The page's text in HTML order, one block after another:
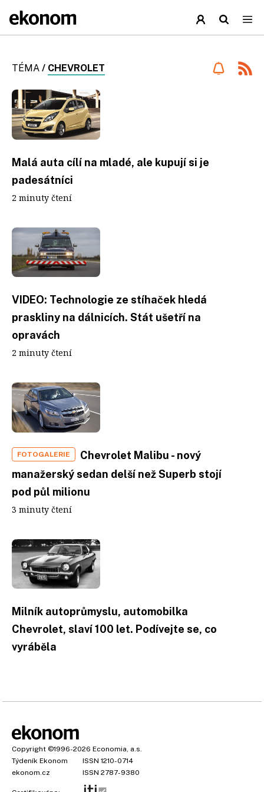
TÉMA / CHEVROLET
Malá auta cílí na mladé, ale kupují si je
padesátníci
2 minuty čtení
VIDEO: Technologie ze stíhaček hledá
praskliny na dálnicích. Stát ušetří na
opravách
2 minuty čtení
FOTOGALERIE
Chevrolet Malibu - nový
manažerský sedan delší než Superb stojí
pod půl milionu
3 minuty čtení
Milník autoprůmyslu, automobilka
Chevrolet, slaví 100 let. Podívejte se, co
vyráběla
Copyright ©1996-2026 Economia, a.s.
Týdeník Ekonom
ISSN 1210-0714
ekonom.cz
ISSN 2787-9380